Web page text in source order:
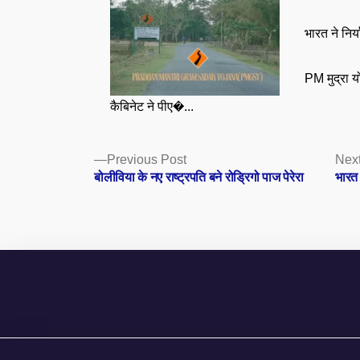
कैबिनेट ने पीए�...
भारत ने
PM मुद्रा
Posts
navigation
Previous PostPrevious
post:
बोलीविया के नए राष्ट्रपति बने रोड्रिगो पाज पेरेरा